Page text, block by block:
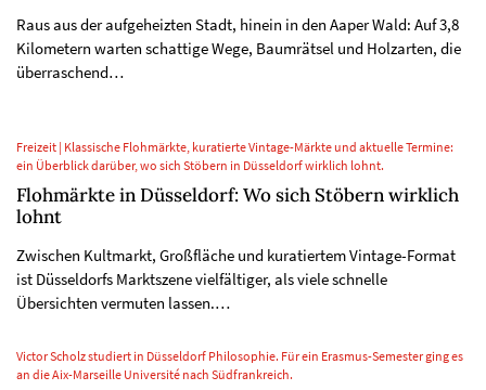
Raus aus der aufgeheizten Stadt, hinein in den Aaper Wald: Auf 3,8
Kilometern warten schattige Wege, Baumrätsel und Holzarten, die
überraschend…
Freizeit | Klassische Flohmärkte, kuratierte Vintage-Märkte und aktuelle Termine:
ein Überblick darüber, wo sich Stöbern in Düsseldorf wirklich lohnt.
Flohmärkte in Düsseldorf: Wo sich Stöbern wirklich
lohnt
Zwischen Kultmarkt, Großfläche und kuratiertem Vintage-Format
ist Düsseldorfs Marktszene vielfältiger, als viele schnelle
Übersichten vermuten lassen.…
Victor Scholz studiert in Düsseldorf Philosophie. Für ein Erasmus-Semester ging es
an die Aix-Marseille Université nach Südfrankreich.